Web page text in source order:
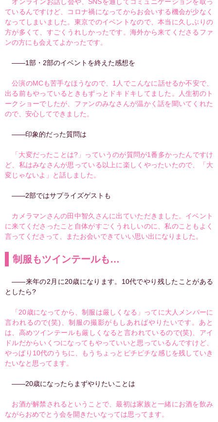
ているんですけど、コロナ禍になってからお会いする機会が少なく
なってしまいました。東京でのイベントなので、本当に久しぶりの
方が多くて、すごくうれしかったです。海外から来てくださるファ
ンの方にも会えてよかったです。
――1部・2部のイベントを終えた感想を
公演のMCも苦手なほうなので、1人でこんなに話せるか不安で、
出る前もやっているときもずっとドキドキしてました。人生初のト
ークショーでしたが、ファンのみなさんが温かく話を聞いてくれた
ので、安心してできました。
――印象的だった質問は
「大変だったことは?」っていうのが質問が1番多かったんですけ
ど、私はみなさんが思っている以上に楽しくやったいたので、「大
変じゃないよ」と話しました。
――2部ではサプライズゲストも
カメラマンさんの田中智久さんに出ていただきました。イベント
に来てくださったこと自体がすごくうれしいのに、私のこともよく
言ってくださって、またお会いできていい思い出になりました。
制服もツインテールも…
――来年の2月に20歳になります。10代でやり残したことがある
としたら?
「20歳になってから、制服は厳しくなる」ってに大人メンバーに
言われるので(笑)、制服の撮影がもしあればやりたいです。あと
は、高めツインテールも厳しくなると言われているので(笑)、アイ
ドルだからいくつになってもやっていいと思っているんですけど、
やっぱり10代のうちに、もうちょっとピチピチな感じを残していき
たいなと思ってます。
――20歳になったらまずやりたいことは
お酒が解禁されるということで、最初は家族と一緒にお酒を飲み
ながらおめでとう会を開きたいなっては思ってます。